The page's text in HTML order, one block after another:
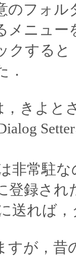
のフォ
メニュー
クする
．
，きよと
非常駐
登録さ
送れば
すが，昔